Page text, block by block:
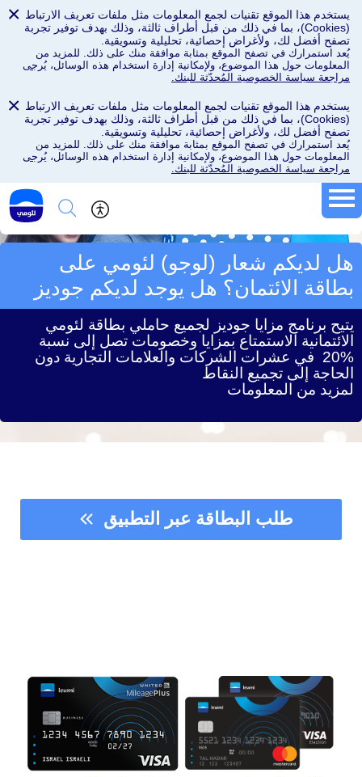
يستخدم هذا الموقع تقنيات لجمع المعلومات مثل ملفات تعريف الارتباط
(Cookies)، بما في ذلك من قبل أطراف ثالثة، وذلك بهدف توفير تجربة
تصفح أفضل لك، ولأغراض إحصائية، تحليلية وتسويقية.
يُعد استمرارك في تصفح الموقع بمثابة موافقة منك على ذلك. للمزيد من
المعلومات حول هذا الموضوع، ولإمكانية إدارة استخدام هذه الوسائل، يُرجى
مراجعة سياسة الخصوصية المُحدّثة للبنك.
×
يستخدم هذا الموقع تقنيات لجمع المعلومات مثل ملفات تعريف الارتباط
(Cookies)، بما في ذلك من قبل أطراف ثالثة، وذلك بهدف توفير تجربة
تصفح أفضل لك، ولأغراض إحصائية، تحليلية وتسويقية.
يُعد استمرارك في تصفح الموقع بمثابة موافقة منك على ذلك. للمزيد من
المعلومات حول هذا الموضوع، ولإمكانية إدارة استخدام هذه الوسائل، يُرجى
مراجعة سياسة الخصوصية المُحدّثة للبنك.
×
بطاقة الائتمان
هل لديكم شعار (لوجو) لئومي على
بطاقة الائتمان؟ هل يوجد لديكم جوديز
يتيح برنامج مزايا جوديز لجميع حاملي بطاقة لئومي
الائتمانية الاستمتاع بمزايا وخصومات تصل إلى نسبة
%20 في عشرات الشركات والعلامات التجارية دون
الحاجة إلى تجميع النقاط
لمزيد من المعلومات
طلب البطاقة عبر التطبيق